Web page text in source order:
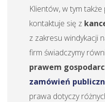
Klientów, w tym
kontaktuje się z
z zakresu windykacji
firm świadczymy
prawem
zamówień
prawa dotyczy